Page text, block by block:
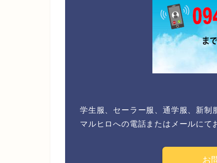
学生服、セーラー服、通学服、新制
マルヒロへの電話またはメールにて
お